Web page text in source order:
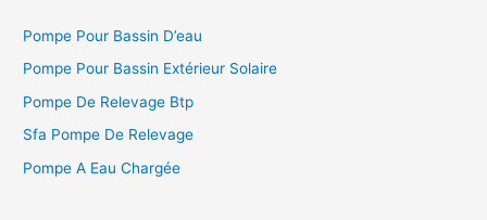
Pompe Pour Bassin D’eau
Pompe Pour Bassin Extérieur Solaire
Pompe De Relevage Btp
Sfa Pompe De Relevage
Pompe A Eau Chargée